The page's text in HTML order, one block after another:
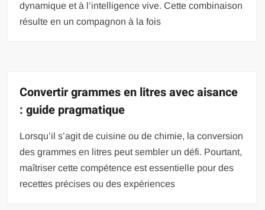
dynamique et à l’intelligence vive. Cette combinaison
résulte en un compagnon à la fois
Convertir grammes en litres avec aisance
: guide pragmatique
Lorsqu’il s’agit de cuisine ou de chimie, la conversion
des grammes en litres peut sembler un défi. Pourtant,
maîtriser cette compétence est essentielle pour des
recettes précises ou des expériences